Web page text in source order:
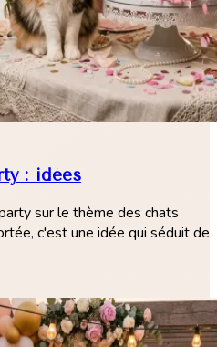
: idées
sur le thème des chats
c'est une idée qui séduit de